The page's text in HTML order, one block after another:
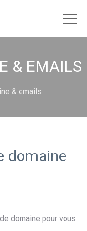
& EMAILS
& emails
domaine
domaine pour vous